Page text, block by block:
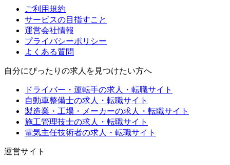
ご利用規約
サービスの目指すこと
運営会社情報
プライバシーポリシー
よくある質問
自分にぴったりの求人を見つけたい方へ
ドライバー・運転手の求人・転職サイト
自動車整備士の求人・転職サイト
製造業・工場・メーカーの求人・転職サイト
施工管理技士の求人・転職サイト
電気主任技術者の求人・転職サイト
運営サイト